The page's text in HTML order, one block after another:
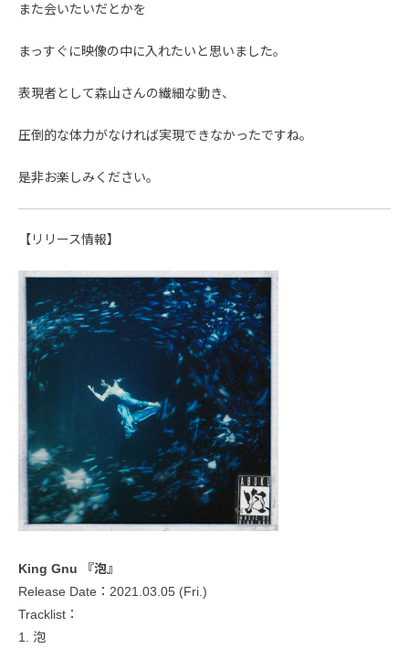
また会いたいだとかを
まっすぐに映像の中に入れたいと思いました。
表現者として森山さんの繊細な動き、
圧倒的な体力がなければ実現できなかったですね。
是非お楽しみください。
【リリース情報】
King Gnu 『泡』
Release Date：2021.03.05 (Fri.)
Tracklist：
1. 泡